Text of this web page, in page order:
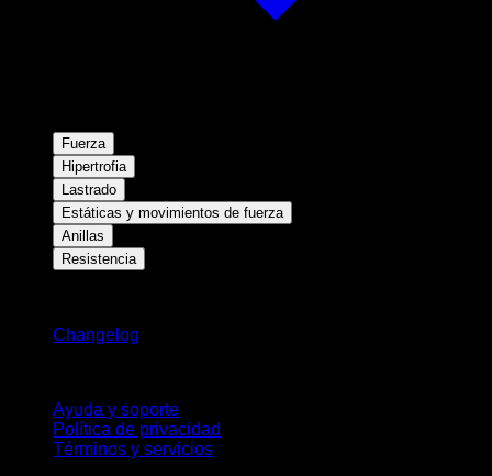
Fuerza
Hipertrofia
Lastrado
Estáticas y movimientos de fuerza
Anillas
Resistencia
Changelog
Ayuda y soporte
Política de privacidad
Términos y servicios